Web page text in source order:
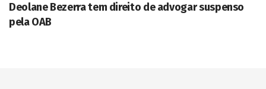
Deolane Bezerra tem direito de advogar suspenso
pela OAB